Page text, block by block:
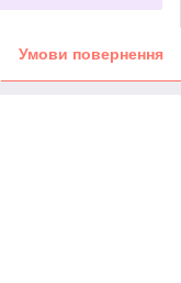
Умови повернення